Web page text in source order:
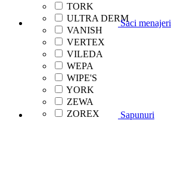
TORK
ULTRA DERM
VANISH
VERTEX
VILEDA
WEPA
WIPE'S
YORK
ZEWA
ZOREX
Saci menajeri
Sapunuri